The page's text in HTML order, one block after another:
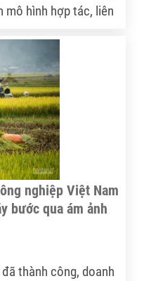
mô hình hợp tác, liên
điền lần này có thể
4. Các diễn giả
mục Góc nhìn
nghiệp Việt Nam
bước qua ám ảnh
thành công, doanh